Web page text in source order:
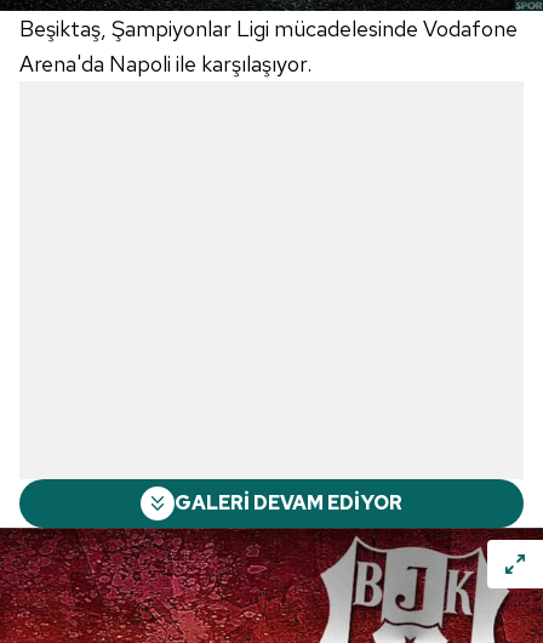
Beşiktaş, Şampiyonlar Ligi mücadelesinde Vodafone
Arena'da Napoli ile karşılaşıyor.
GALERİ DEVAM EDİYOR